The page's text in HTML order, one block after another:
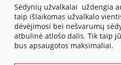
Sėdynių užvalkalai uždengia
taip išlaikomas užvalkalo
dėvėjimosi bei nešvarumų
atbulinė atlošo dalis. Tik taip
bus apsaugotos maksimaliai.